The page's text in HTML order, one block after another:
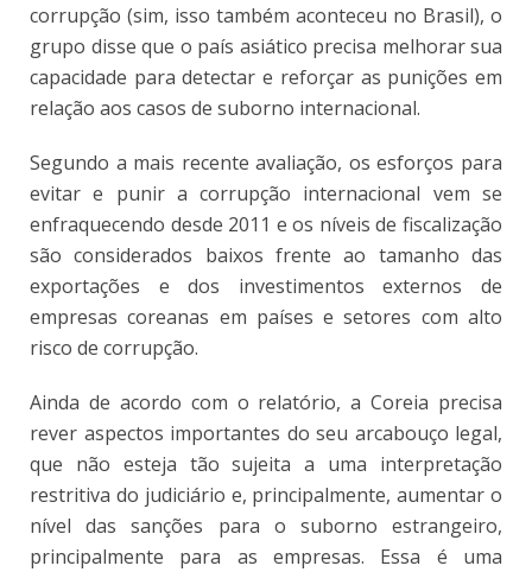
corrupção (sim, isso também aconteceu no Brasil), o
grupo disse que o país asiático precisa melhorar sua
capacidade para detectar e reforçar as punições em
relação aos casos de suborno internacional.
Segundo a mais recente avaliação, os esforços para
evitar e punir a corrupção internacional vem se
enfraquecendo desde 2011 e os níveis de fiscalização
são considerados baixos frente ao tamanho das
exportações e dos investimentos externos de
empresas coreanas em países e setores com alto
risco de corrupção.
Ainda de acordo com o relatório, a Coreia precisa
rever aspectos importantes do seu arcabouço legal,
que não esteja tão sujeita a uma interpretação
restritiva do judiciário e, principalmente, aumentar o
nível das sanções para o suborno estrangeiro,
principalmente para as empresas. Essa é uma